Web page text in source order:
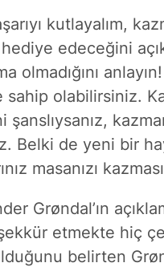
kutlayalım,
edeceğini
olmadığını
sahip olabilirsiniz.
şanslıysanız,
Belki de yeni bir
masanızı
Grøndal’ın
etmekte hiç
belirten